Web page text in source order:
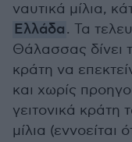
ναυτικά μίλια,
Ελλάδα. Τα
Θάλασσας δίνει
κράτη να
και χωρίς
γειτονικά κράτη
μίλια